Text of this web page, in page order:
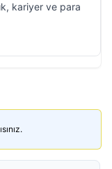
kariyer ve para